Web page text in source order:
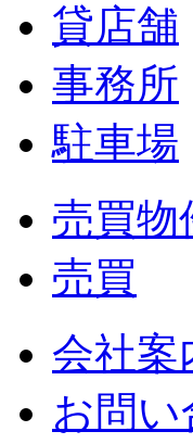
貸店舗
事務所
駐車場
売買物
売買
会社案
お問